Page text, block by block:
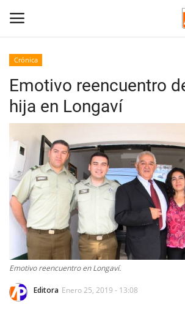
Inicio
Crónica
Policial
Tribunales
Deporte
Política
Espectáculos
Crónica
Emotivo reencuentro
hija en Longaví
Emotivo reencuentro en Longaví.
Editora Enero 25, 2019 - 13:08